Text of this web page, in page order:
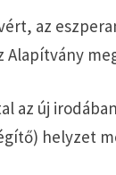
az
Alapítvány
az új
helyzet